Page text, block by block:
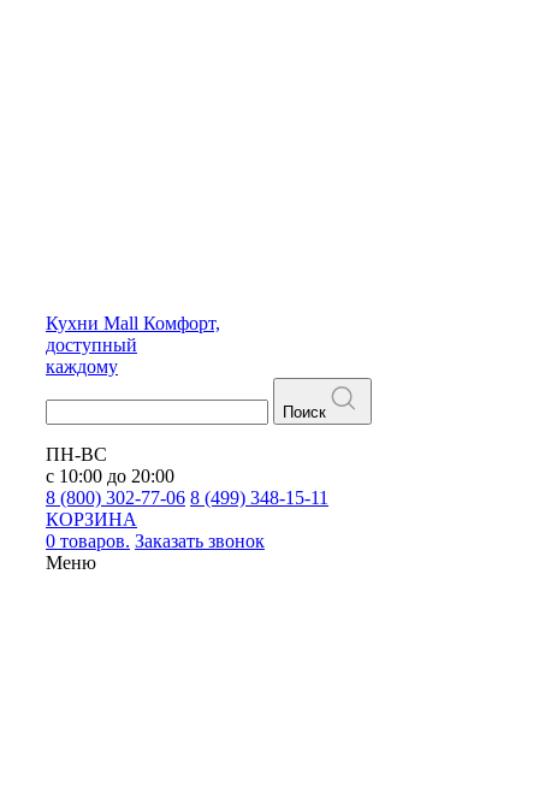
Кухни Mall Комфорт,
доступный
каждому
Поиск
ПН-ВС
с 10:00 до 20:00
8 (800) 302-77-06 8 (499) 348-15-11
КОРЗИНА
0 товаров. Заказать звонок
Меню